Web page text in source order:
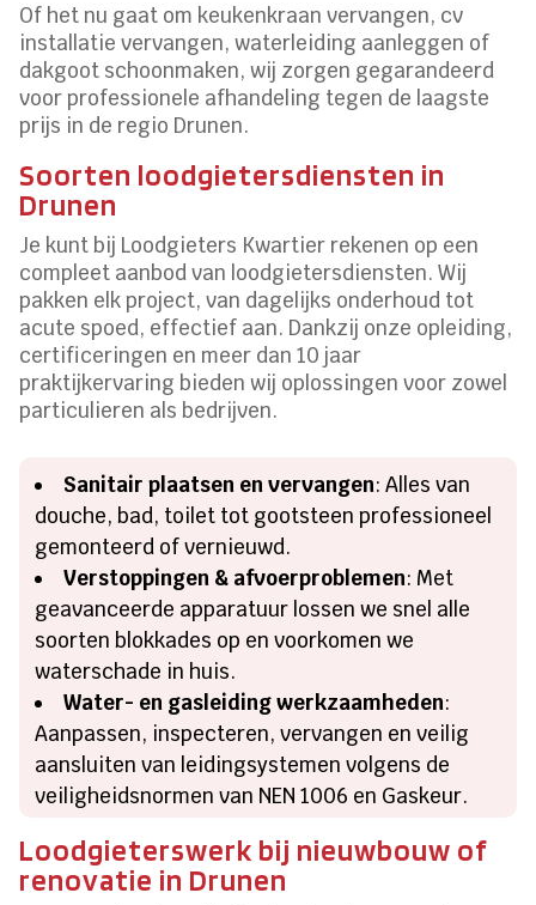
Of het nu gaat om keukenkraan vervangen, cv
installatie vervangen, waterleiding aanleggen of
dakgoot schoonmaken, wij zorgen gegarandeerd
voor professionele afhandeling tegen de laagste
prijs in de regio Drunen.
Soorten loodgietersdiensten in
Drunen
Je kunt bij Loodgieters Kwartier rekenen op een
compleet aanbod van loodgietersdiensten. Wij
pakken elk project, van dagelijks onderhoud tot
acute spoed, effectief aan. Dankzij onze opleiding,
certificeringen en meer dan 10 jaar
praktijkervaring bieden wij oplossingen voor zowel
particulieren als bedrijven.
Sanitair plaatsen en vervangen: Alles van
douche, bad, toilet tot gootsteen professioneel
gemonteerd of vernieuwd.
Verstoppingen & afvoerproblemen: Met
geavanceerde apparatuur lossen we snel alle
soorten blokkades op en voorkomen we
waterschade in huis.
Water- en gasleiding werkzaamheden:
Aanpassen, inspecteren, vervangen en veilig
aansluiten van leidingsystemen volgens de
veiligheidsnormen van NEN 1006 en Gaskeur.
Loodgieterswerk bij nieuwbouw of
renovatie in Drunen